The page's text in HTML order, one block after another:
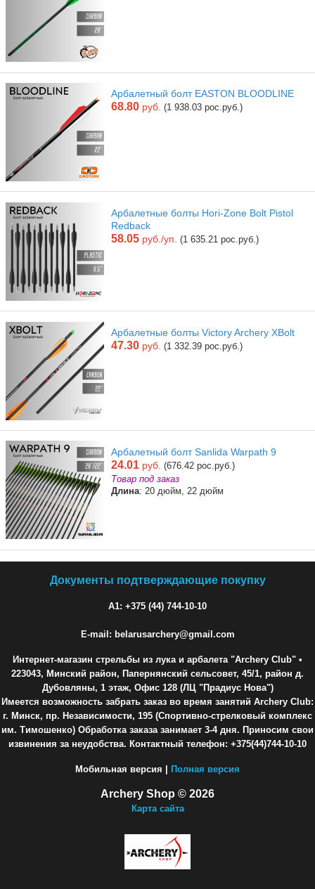
Арбалетный болт EASTON BLOODLINE
68.80 руб. (1 938.03 рос.руб.)
Арбалетные болты Hori-Zone Bolt Pistol
Redback
58.05 руб./уп. (1 635.21 рос.руб.)
Арбалетные болты Victory Archery XBolt
47.30 руб. (1 332.39 рос.руб.)
Арбалетный болт Sanlida Warpath 9
24.01 руб. (676.42 рос.руб.)
Товар под заказ
Длина: 20 дюйм, 22 дюйм
Документы подтверждающие покупку
A1: +375 (44) 744-10-10
E-mail: belarusarchery@gmail.com
Интернет-магазин стрельбы из лука и арбалета "Archery Club" •
223043, Минский район, Папернянский сельсовет, 45/1, район д.
Дубовляны, 1 этаж, Офис 128 (ЛЦ "Прадиус Нова")
Имеется возможность забрать заказ во время занятий Archery Club:
г. Минск, пр. Независимости, 195 (Спортивно-стрелковый комплекс
им. Тимошенко) Обработка заказа занимает 3-4 дня. Приносим свои
извинения за неудобства. Контактный телефон: +375(44)744-10-10
Мобильная версия | Полная версия
Archery Shop © 2026
Карта сайта